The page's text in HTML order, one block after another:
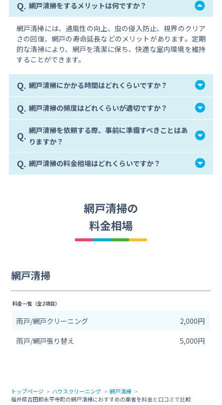
Q. 網戸清掃をするメリットは何ですか？
網戸清掃には、通風性の向上、虫の侵入防止、視界のクリア
さの回復、網戸の寿命延長などのメリットがあります。定期
的な清掃により、網戸を清潔に保ち、快適な室内環境を維持
することができます。
Q. 網戸清掃にかかる時間はどれくらいですか？
Q. 網戸清掃の頻度はどれくらいが適切ですか？
Q. 網戸清掃を依頼する際、事前に準備すべきことはあ
りますか？
Q. 網戸清掃の料金相場はどれくらいですか？
網戸清掃の
料金相場
網戸清掃
料金一覧（全2項目）
雨戸/網戸クリーニング
2,000円
雨戸/網戸張り替え
5,000円
トップページ ハウスクリーニング
網戸清掃
福井県吉田郡永平寺町の網戸清掃におすすめの業者を料金と口コミで比較